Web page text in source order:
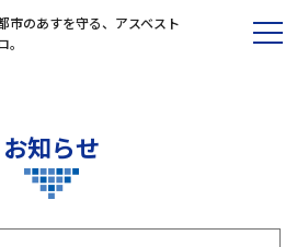
市のあすを守る、 アスベスト
。
お知らせ